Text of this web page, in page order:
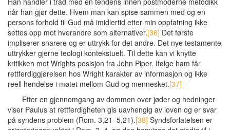
når han gjør dette. Hvem man kan spise sammen med og en
persons forhold til Gud må imidlertid etter min oppfatning ikke
settes opp mot hverandre som alternativer.[36] Det første
impliserer snarere og er uttrykk for det andre. Det nye testamente
uttrykker gjerne teologi kontekstuelt. Til dette kan vi knytte
kritikken mot Wrights posisjon fra John Piper. Ifølge ham får
rettferdiggjørelsen hos Wright karakter av informasjon og ikke
reell hendelse i møtet mellom Gud og mennesket.[37]
Etter en gjennomgang av dommen over jøder og hedninger
viser Paulus at rettferdigheten gis uavhengig av loven og er svar
på syndens problem (Rom. 3,21–5,21).[38] Syndsforlatelsen er